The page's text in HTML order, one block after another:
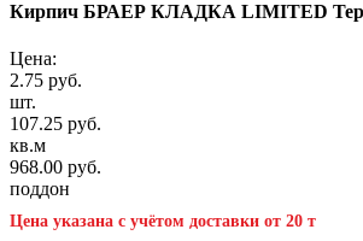
Кирпич БРАЕР КЛАДКА LIMITED
Цена:
2.75 руб.
шт.
107.25 руб.
кв.м
968.00 руб.
поддон
Цена указана с учётом доставки от 20 т